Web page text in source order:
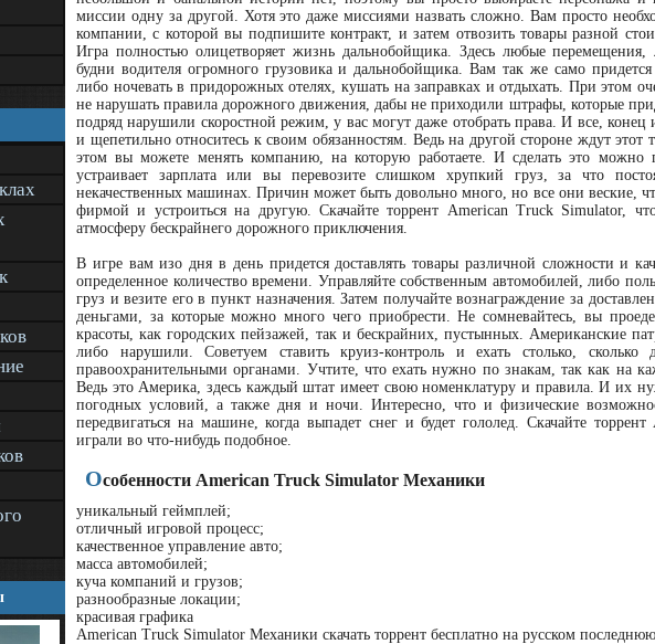
миссии одну за другой. Хотя это даже миссиями назвать сложно. Вам просто
компании, с которой вы подпишите контракт, и затем отвозить товары разной
Игра полностью олицетворяет жизнь дальнобойщика. Здесь любые
будни водителя огромного грузовика и дальнобойщика. Вам так же само придется
либо ночевать в придорожных отелях, кушать на заправках и отдыхать. При этом
не нарушать правила дорожного движения, дабы не приходили штрафы, которые
подряд нарушили скоростной режим, у вас могут даже отобрать права. И все, конец
и щепетильно относитесь к своим обязанностям. Ведь на другой стороне ждут
этом вы можете менять компанию, на которую работаете. И сделать это
устраивает зарплата или вы перевозите слишком хрупкий груз, за что
некачественных машинах. Причин может быть довольно много, но все они веские,
фирмой и устроиться на другую. Скачайте торрент American Truck Simulator,
атмосферу бескрайнего дорожного приключения.
В игре вам изо дня в день придется доставлять товары различной сложности и
определенное количество времени. Управляйте собственным автомобилей, либо
груз и везите его в пункт назначения. Затем получайте вознаграждение за
деньгами, за которые можно много чего приобрести. Не сомневайтесь, вы
красоты, как городских пейзажей, так и бескрайних, пустынных. Американские
либо нарушили. Советуем ставить круиз-контроль и ехать столько,
правоохранительными органами. Учтите, что ехать нужно по знакам, так как на
Ведь это Америка, здесь каждый штат имеет свою номенклатуру и правила. И их
погодных условий, а также дня и ночи. Интересно, что и физические
передвигаться на машине, когда выпадет снег и будет гололед. Скачайте
играли во что-нибудь подобное.
Особенности American Truck Simulator Механики
уникальный геймплей;
отличный игровой процесс;
качественное управление авто;
масса автомобилей;
куча компаний и грузов;
разнообразные локации;
красивая графика
American Truck Simulator Механики скачать торрент бесплатно на русском